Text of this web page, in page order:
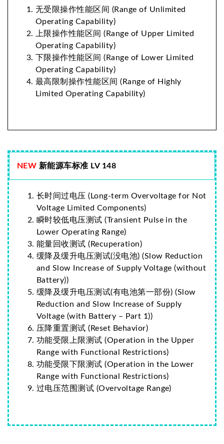
无受限操作性能区间 (Range of Unlimited
Operating Capability)
上限操作性能区间 (Range of Upper Limited
Operating Capability)
下限操作性能区间 (Range of Lower Limited
Operating Capability)
最高限制操作性能区间 (Range of Highly
Limited Operating Capability)
NEW 新能源车标准 LV 148
长时间过电压 (Long-term Overvoltage for Not
Voltage Limited Components)
瞬时较低电压测试 (Transient Pulse in the
Lower Operating Range)
能量回收测试 (Recuperation)
缓降及缓升电压测试(没电池) (Slow Reduction
and Slow Increase of Supply Voltage (without
Battery))
缓降及缓升电压测试(有电池第一部份) (Slow
Reduction and Slow Increase of Supply
Voltage (with Battery – Part 1))
压降重置测试 (Reset Behavior)
功能受限上限测试 (Operation in the Upper
Range with Functional Restrictions)
功能受限下限测试 (Operation in the Lower
Range with Functional Restrictions)
过电压范围测试 (Overvoltage Range)